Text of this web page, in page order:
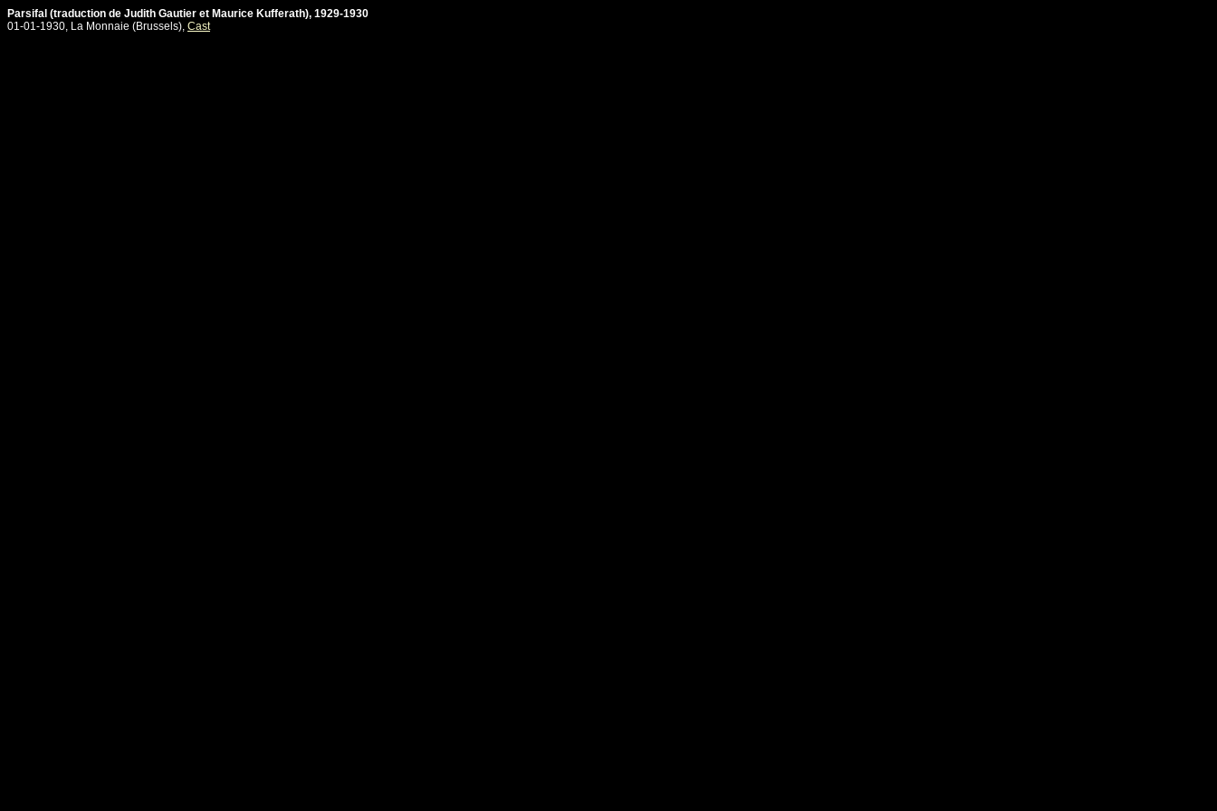
Parsifal (traduction de Judith Gautier et Maurice Kufferath), 1929-1930
01-01-1930, La Monnaie (Brussels), Cast